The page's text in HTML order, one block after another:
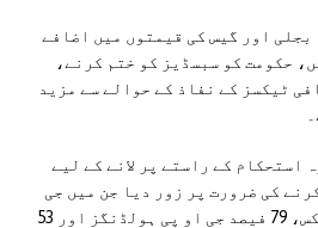
بجلی اور گیس کی قیمتوں میں اضافے
حکومت کو سبسڈیز کو ختم کرنے،
ٹیکسز کے نفاذ کے حوالے سے مزید
استحکام کے راستے پر لانے کے لیے
کی ضرورت پر زور دیا جن میں جی
ڈی پی تناسب سے 9 فیصد ٹیکس، 79 فیصد جی او پی ہولڈنگز اور 53